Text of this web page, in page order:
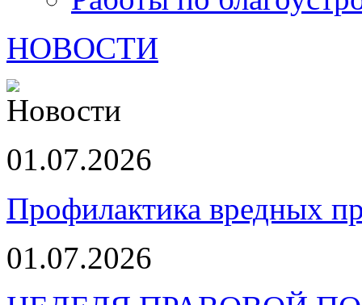
НОВОСТИ
01.07.2026
Профилактика вредных
01.07.2026